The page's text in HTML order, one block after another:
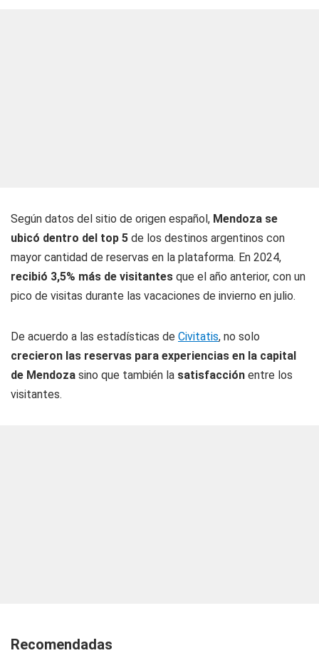
Según datos del sitio de origen español, Mendoza se
ubicó dentro del top 5 de los destinos argentinos con
mayor cantidad de reservas en la plataforma. En 2024,
recibió 3,5% más de visitantes que el año anterior, con un
pico de visitas durante las vacaciones de invierno en julio.
De acuerdo a las estadísticas de Civitatis, no solo
crecieron las reservas para experiencias en la capital
de Mendoza sino que también la satisfacción entre los
visitantes.
Recomendadas